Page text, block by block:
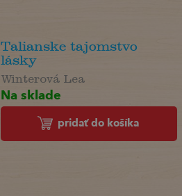
Talianske tajomstvo
lásky
Winterová Lea
Na sklade
pridať do košíka